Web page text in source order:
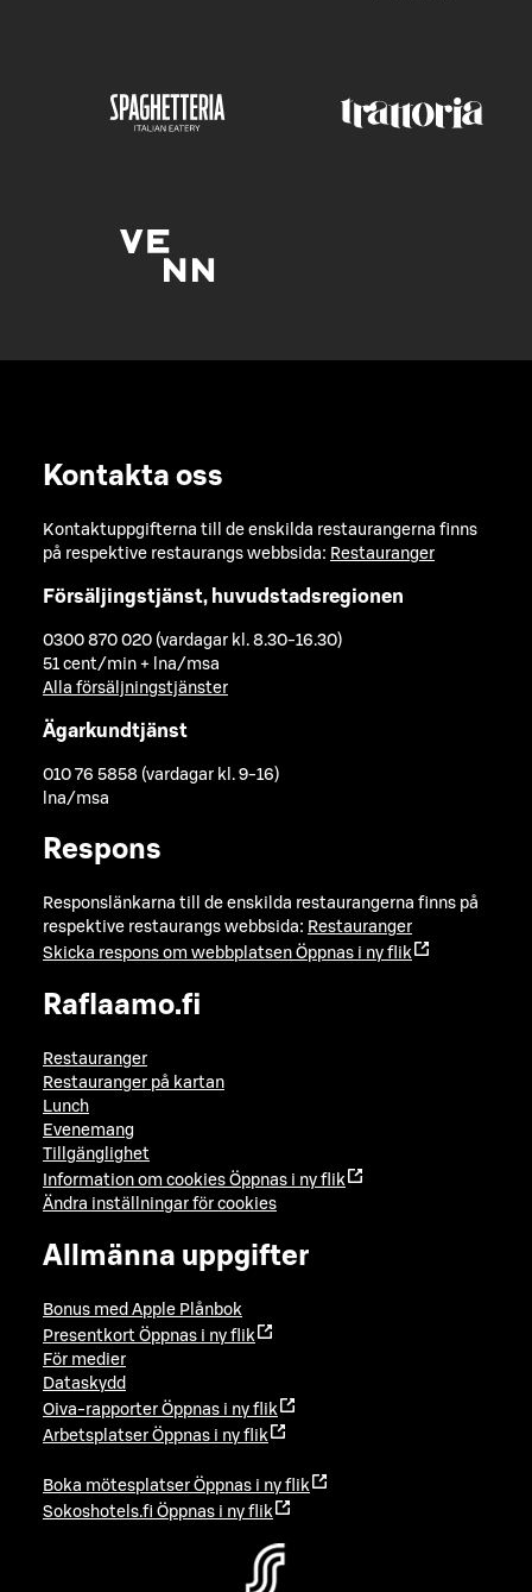
Kontakta oss
Kontaktuppgifterna till de enskilda restaurangerna finns
på respektive restaurangs webbsida: Restauranger
Försäljingstjänst, huvudstadsregionen
0300 870 020 (vardagar kl. 8.30-16.30)
51 cent/min + lna/msa
Alla försäljningstjänster
Ägarkundtjänst
010 76 5858 (vardagar kl. 9-16)
lna/msa
Respons
Responslänkarna till de enskilda restaurangerna finns på
respektive restaurangs webbsida: Restauranger
Skicka respons om webbplatsen Öppnas i ny flik
Raflaamo.fi
Restauranger
Restauranger på kartan
Lunch
Evenemang
Tillgänglighet
Information om cookies Öppnas i ny flik
Ändra inställningar för cookies
Allmänna uppgifter
Bonus med Apple Plånbok
Presentkort Öppnas i ny flik
För medier
Dataskydd
Oiva-rapporter Öppnas i ny flik
Arbetsplatser Öppnas i ny flik
Boka mötesplatser Öppnas i ny flik
Sokoshotels.fi Öppnas i ny flik